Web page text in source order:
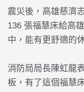
震災後，高雄慈濟
136 張福慧床給高
中，能有更舒適的
消防局局長陳虹龍
板，有了這個福慧